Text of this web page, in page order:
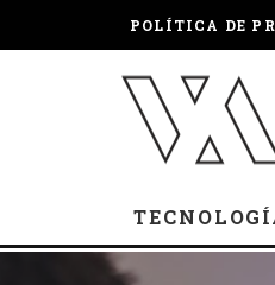
POLÍTICA DE